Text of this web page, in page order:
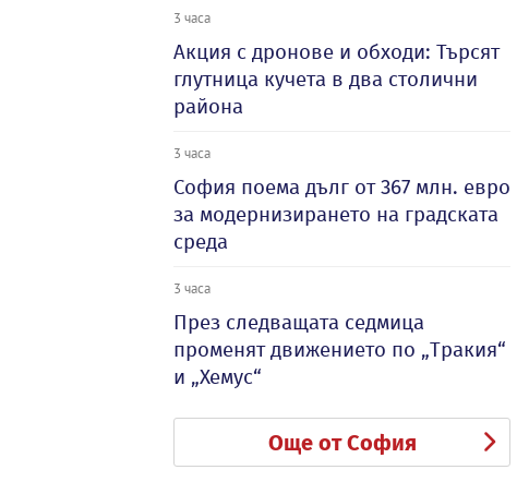
3 часа
Акция с дронове и обходи: Търсят
глутница кучета в два столични
района
3 часа
София поема дълг от 367 млн. евро
за модернизирането на градската
среда
3 часа
През следващата седмица
променят движението по „Тракия“
и „Хемус“
Още от София